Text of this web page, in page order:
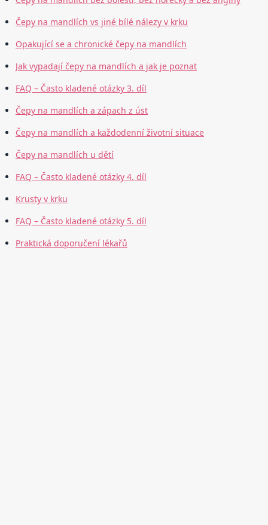
Čepy na mandlích vs jiné bílé nálezy v krku
Opakující se a chronické čepy na mandlích
Jak vypadají čepy na mandlích a jak je poznat
FAQ – Často kladené otázky 3. díl
Čepy na mandlích a zápach z úst
Čepy na mandlích a každodenní životní situace
Čepy na mandlích u dětí
FAQ – Často kladené otázky 4. díl
Krusty v krku
FAQ – Často kladené otázky 5. díl
Praktická doporučení lékařů